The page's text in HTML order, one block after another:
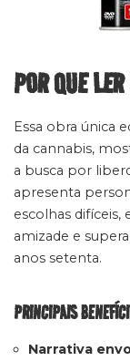
POR QUE
Essa obra única
da cannabis,
a busca por
apresenta
escolhas difíceis,
amizade e
anos setenta.
PRINCIPAIS
Narrativa